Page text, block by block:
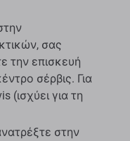
σας
την επισκευή
σέρβις. Για
(ισχύει για τη
στην